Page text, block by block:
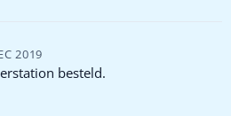
2019
besteld.